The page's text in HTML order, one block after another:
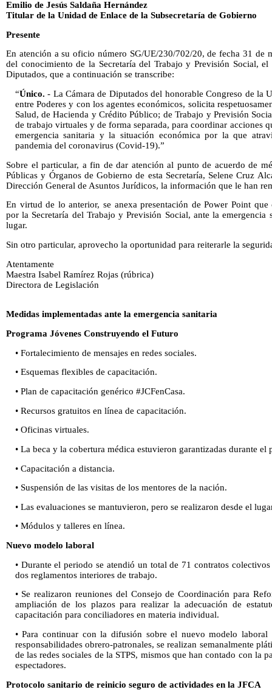
Emilio de Jesús Saldaña Hernández
Titular de la Unidad de Enlace de la Subsecretaría de Gobierno
Presente
En atención a su oficio número SG/UE/230/702/20, de fecha 31 de
del conocimiento de la Secretaría del Trabajo y Previsión Social,
Diputados, que a continuación se transcribe:
“Único. - La Cámara de Diputados del honorable Congreso de la
entre Poderes y con los agentes económicos, solicita
Salud, de Hacienda y Crédito Público; de Trabajo y Previsión
de trabajo virtuales y de forma separada, para coordinar acciones
emergencia sanitaria y la situación económica por la que
pandemia del coronavirus (Covid-19).”
Sobre el particular, a fin de dar atención al punto de acuerdo de
Públicas y Órganos de Gobierno de esta Secretaría, Selene Cruz
Dirección General de Asuntos Jurídicos, la información que le han
En virtud de lo anterior, se anexa presentación de Power Point que
por la Secretaría del Trabajo y Previsión Social, ante la emergencia
lugar.
Sin otro particular, aprovecho la oportunidad para reiterarle la
Atentamente
Maestra Isabel Ramírez Rojas (rúbrica)
Directora de Legislación
Medidas implementadas ante la emergencia sanitaria
Programa Jóvenes Construyendo el Futuro
• Fortalecimiento de mensajes en redes sociales.
• Esquemas flexibles de capacitación.
• Plan de capacitación genérico #JCFenCasa.
• Recursos gratuitos en línea de capacitación.
• Oficinas virtuales.
• La beca y la cobertura médica estuvieron garantizadas durante el
• Capacitación a distancia.
• Suspensión de las visitas de los mentores de la nación.
• Las evaluaciones se mantuvieron, pero se realizaron desde el
• Módulos y talleres en línea.
Nuevo modelo laboral
• Durante el periodo se atendió un total de 71 contratos
dos reglamentos interiores de trabajo.
• Se realizaron reuniones del Consejo de Coordinación para
ampliación de los plazos para realizar la adecuación de
capacitación para conciliadores en materia individual.
• Para continuar con la difusión sobre el nuevo modelo
responsabilidades obrero-patronales, se realizan semanalmente
de las redes sociales de la STPS, mismos que han contado con la
espectadores.
Protocolo sanitario de reinicio seguro de actividades en la JFCA